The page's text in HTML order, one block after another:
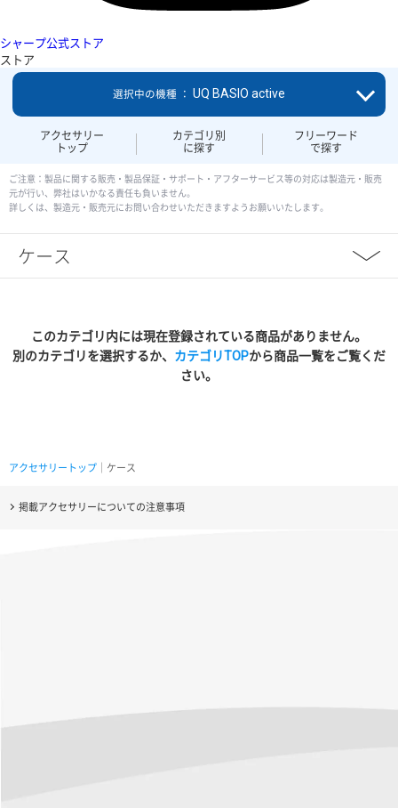
シャープ公式ストア
ストア
アクセサリー
トップ
カテゴリ別
に探す
フリーワード
で探す
選択中の機種 ： UQ BASIO active
ご注意：製品に関する販売・製品保証・サポート・アフターサービス等の対応は製造元・販売
元が行い、弊社はいかなる責任も負いません。
詳しくは、製造元・販売元にお問い合わせいただきますようお願いいたします。
ケース
このカテゴリ内には現在登録されている商品がありません。
別のカテゴリを選択するか、 カテゴリTOPから商品一覧をご覧くだ
さい。
アクセサリートップ ｜ケース
掲載アクセサリーについての注意事項